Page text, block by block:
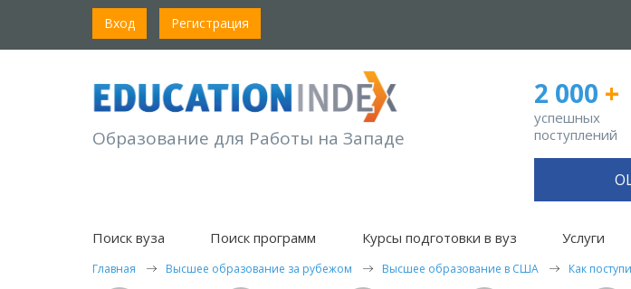
Вход Регистрация
Образование для Работы на Западе
2 000 +
успешных
поступлений
Поиск вуза Поиск программ Курсы подготовки в вуз Услуги
Главная Высшее образование за рубежом Высшее образование в США Как